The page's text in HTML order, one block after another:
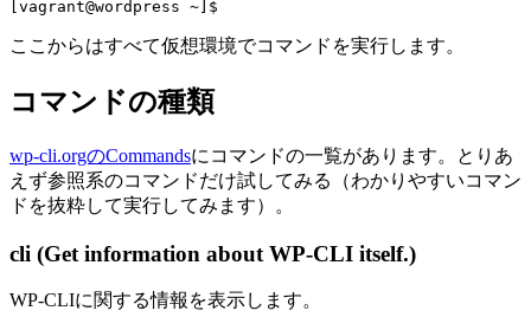
ここからはすべて仮想環境でコマンドを実行します。
コマンドの種類
wp-cli.orgのCommandsにコマンドの一覧があります。とりあ
えず参照系のコマンドだけ試してみる（わかりやすいコマン
ドを抜粋して実行してみます）。
cli (Get information about WP-CLI itself.)
WP-CLIに関する情報を表示します。